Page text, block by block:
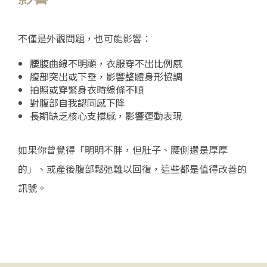
不僅是外觀問題，也可能影響：
腰腹曲線不明顯，衣服穿不出比例感
腹部突出或下垂，影響整體身形協調
拍照或穿緊身衣時線條不順
對腹部自我認同感下降
長期缺乏核心支撐感，影響運動表現
如果你曾覺得「明明不胖，但肚子、腰側還是厚厚
的」、或產後腹部鬆弛難以回復，這些都是值得改善的
訊號。